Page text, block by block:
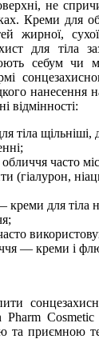
не
Креми для
жирної,
для тіла
себум чи
нанесення
відмінності:
тіла
часто
(гіалурон,
креми для тіла
— креми і
Cosmetic
та приємною